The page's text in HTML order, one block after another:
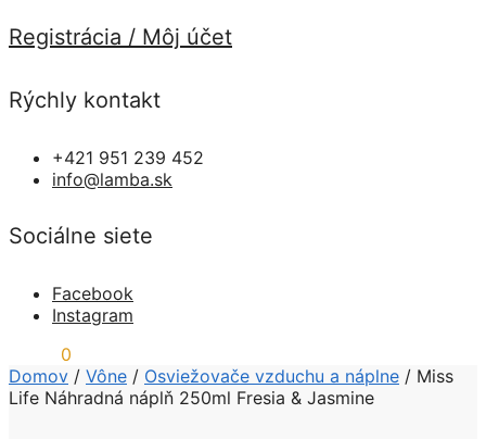
Registrácia / Môj účet
Rýchly kontakt
+421 951 239 452
info@lamba.sk
Sociálne siete
Facebook
Instagram
0
Domov / Vône / Osviežovače vzduchu a náplne / Miss
Life Náhradná náplň 250ml Fresia & Jasmine